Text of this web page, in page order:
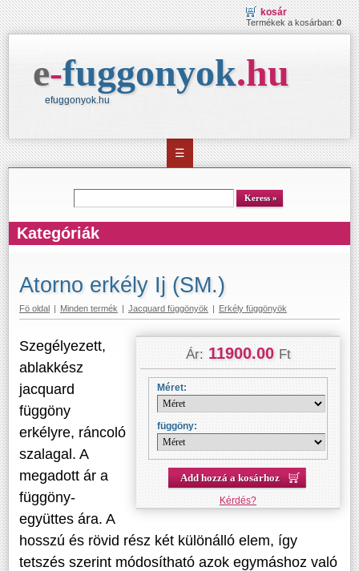
kosár
Termékek a kosárban:0
e-fuggonyok.hu
efuggonyok.hu
☰
Kategóriák
Atorno erkély Ij (SM.)
Fö oldal | Minden termék | Jacquard függönyök | Erkély függönyök
Ár: 11900.00 Ft
Méret:
függöny:
Add hozzá a kosárhoz
Kérdés?
Szegélyezett,
ablakkész
jacquard
függöny
erkélyre, ráncoló
szalagal. A
megadott ár a
függöny-
együttes ára. A
hosszú és rövid rész két különálló elem, így
tetszés szerint módosítható azok egymáshoz való